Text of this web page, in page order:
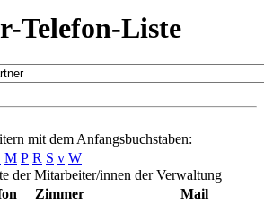
Telefon-Liste
mit dem Anfangsbuchstaben:
M P R S v W
der Mitarbeiter/innen der Verwaltung
Zimmer Mail